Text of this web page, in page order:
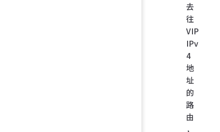
去
往
VIP
IPv
4
地
址
的
路
由
，